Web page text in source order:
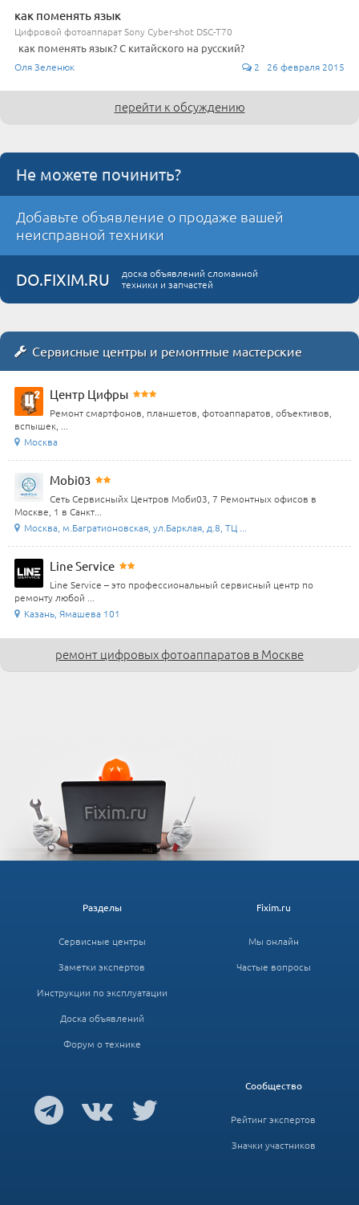
как поменять язык
Цифровой фотоаппарат Sony Cyber-shot DSC-T70
как поменять язык? С китайского на русский?
Оля Зеленюк 2 26 февраля 2015
перейти к обсуждению
Не можете починить?
Добавьте объявление о продаже вашей
неисправной техники
DO.FIXIM.RU
доска объявлений сломанной
техники и запчастей
Сервисные центры и ремонтные мастерские
Центр Цифры
Ремонт смартфонов, планшетов, фотоаппаратов, объективов,
вспышек, ...
Москва
Mobi03
Сеть Сервисныйх Центров Моби03, 7 Ремонтных офисов в
Москве, 1 в Санкт...
Москва, м.Багратионовская, ул.Барклая, д.8, ТЦ ...
Line Service
Line Service – это профессиональный сервисный центр по
ремонту любой ...
Казань, Ямашева 101
ремонт цифровых фотоаппаратов в Москве
Fixim.ru
Мы онлайн
Частые вопросы
Разделы
Сервисные центры
Заметки экспертов
Инструкции по эксплуатации
Доска объявлений
Форум о технике
Сообщество
Рейтинг экспертов
Значки участников